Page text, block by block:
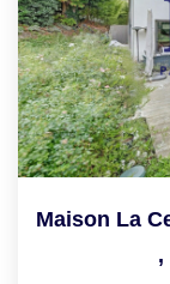
,